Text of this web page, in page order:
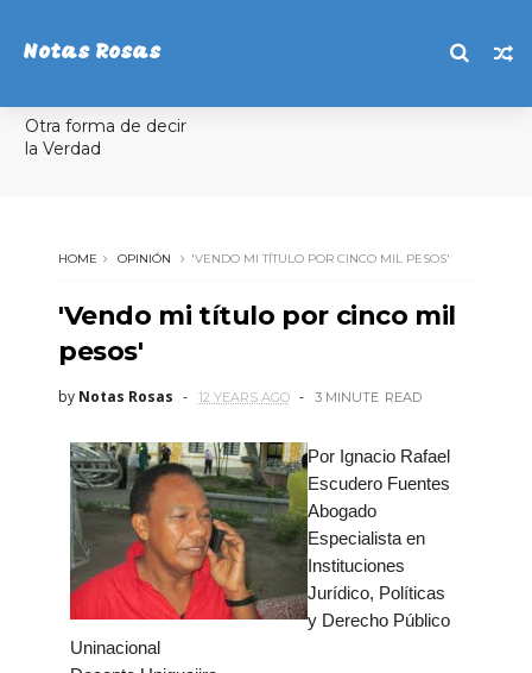
Notas Rosas
Otra forma de decir
la Verdad
HOME OPINIÓN 'VENDO MI TÍTULO POR CINCO MIL PESOS'
'Vendo mi título por cinco mil
pesos'
by Notas Rosas 12 YEARS AGO 3 MINUTE READ
Por Ignacio Rafael
Escudero Fuentes
Abogado
Especialista en
Instituciones
Jurídico, Políticas
y Derecho Público
Uninacional